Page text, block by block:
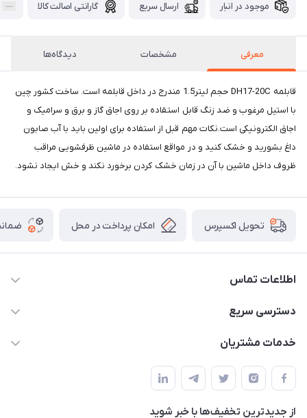
موجود در انبار ارسال سریع گارانتی اصالت کالا
معرفی مشخصات دیدگاه‌ها
قابلمه DH17-20C حجم لیتر1.5 مندرج در داخل قابلمه است. ساخت کشور چین
با استیل مرغوب و ضد زنگ قابل استقاده بر روی اجاق گاز و برق و سرامیک و
اجاق الکترونیکی است.نکات مهم قبل از استفاده برای اولین باید با آب صابون
داغ بشورید و خشک کنید و در مواقع استفاده در ماشین ظرفشویی مراقب
ظروف داخل ماشین با آن در زمان خشک کردن برخورد نکند و خش ایجاد نشود.
تحویل اکسپرس امکان پرداخت در محل
اطلاعات تماس
09165044753
دسترسی سریع
حساب کاربری
لیست محصولات
درباره ما
خدمات مشتریان
قوانین و مقررات
حریم خصوصی
از جدید‌ترین تخفیف‌ها با‌ خبر شوید